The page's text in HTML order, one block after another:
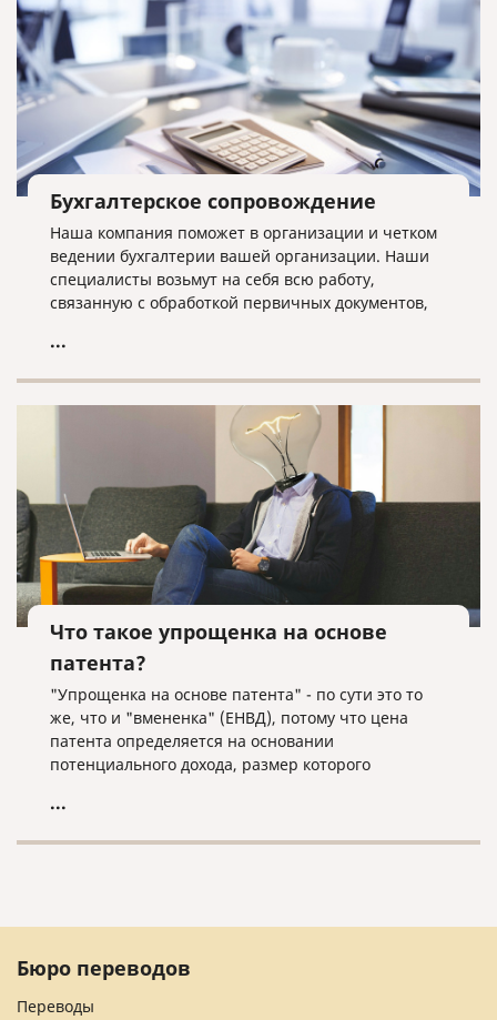
Бухгалтерское сопровождение
Наша компания поможет в организации и четком
ведении бухгалтерии вашей организации. Наши
специалисты возьмут на себя всю работу,
связанную с обработкой первичных документов,
органы и государственные внебюджетные фонды.
...
Что такое упрощенка на основе
патента?
"Упрощенка на основе патента" - по сути это то
же, что и "вмененка" (ЕНВД), потому что цена
патента определяется на основании
потенциального дохода, размер которого
ЕНВД, всё решает местная власть.
...
Бюро переводов
Переводы